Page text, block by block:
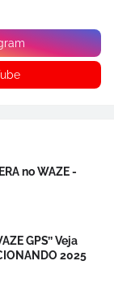
no WAZE -
GPS’’ Veja
2025